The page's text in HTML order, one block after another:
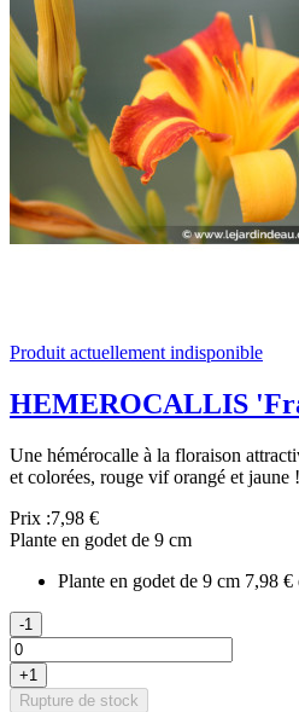
Produit actuellement indisponible
HEMEROCALLIS
Une hémérocalle à la floraison
et colorées, rouge vif orangé et jaune !
Prix :7,98 €
Plante en godet de 9 cm
Plante en godet de 9 cm 7,98 €
-1
+1
Rupture de stock